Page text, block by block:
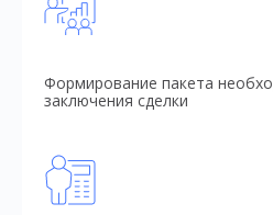
Формирование пакета
заключения сделки